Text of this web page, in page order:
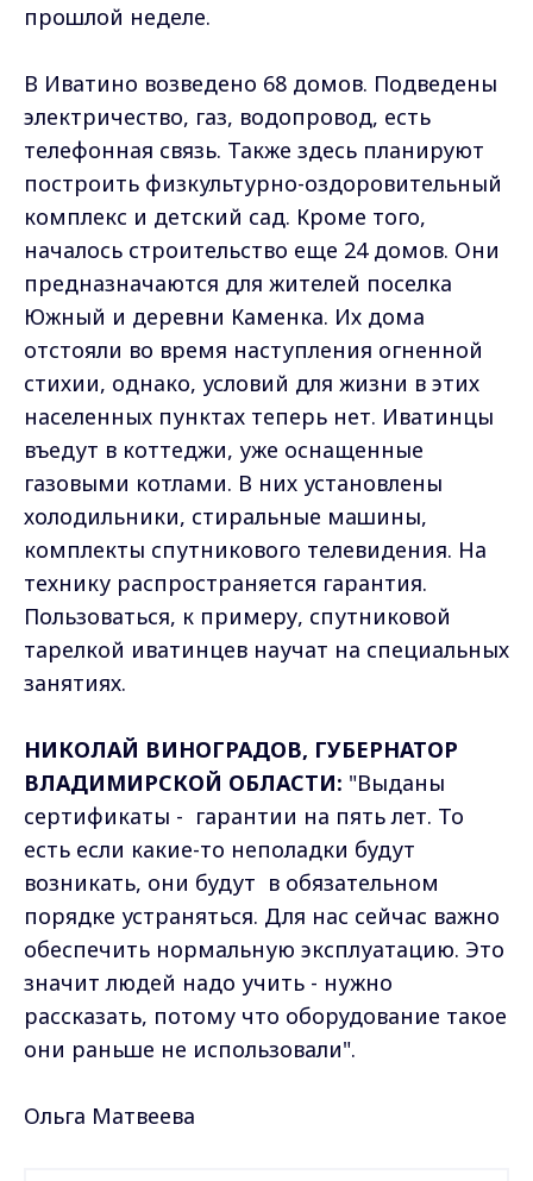
прошлой неделе.
В Иватино возведено 68 домов. Подведены
электричество, газ, водопровод, есть
телефонная связь. Также здесь планируют
построить физкультурно-оздоровительный
комплекс и детский сад. Кроме того,
началось строительство еще 24 домов. Они
предназначаются для жителей поселка
Южный и деревни Каменка. Их дома
отстояли во время наступления огненной
стихии, однако, условий для жизни в этих
населенных пунктах теперь нет. Иватинцы
въедут в коттеджи, уже оснащенные
газовыми котлами. В них установлены
холодильники, стиральные машины,
комплекты спутникового телевидения. На
технику распространяется гарантия.
Пользоваться, к примеру, спутниковой
тарелкой иватинцев научат на специальных
занятиях.
НИКОЛАЙ ВИНОГРАДОВ, ГУБЕРНАТОР
ВЛАДИМИРСКОЙ ОБЛАСТИ: "Выданы
сертификаты - гарантии на пять лет. То
есть если какие-то неполадки будут
возникать, они будут в обязательном
порядке устраняться. Для нас сейчас важно
обеспечить нормальную эксплуатацию. Это
значит людей надо учить - нужно
рассказать, потому что оборудование такое
они раньше не использовали".
Ольга Матвеева